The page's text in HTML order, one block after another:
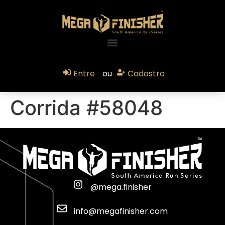
Entre ou Cadastro
Corrida #58048
@mega.finisher
info@megafinisher.com